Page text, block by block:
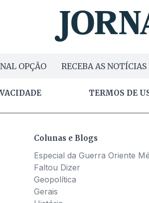
OPÇÃO RECEBA AS
TERMOS DE
Colunas e Blogs
Especial da Guerra Oriente
Faltou Dizer
Geopolítica
Gerais